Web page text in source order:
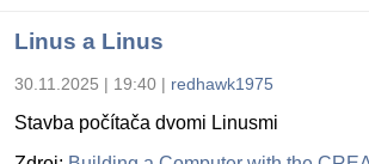
Linus a Linus
30.11.2025 | 19:40 | redhawk1975
Stavba počítača dvomi Linusmi